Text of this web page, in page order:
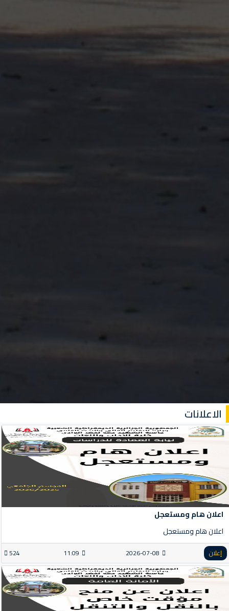
الاعلانات
اعلان هام ومستعجل
اعلان هام ومستعجل
إعلان 2026-07-08
11:09
524